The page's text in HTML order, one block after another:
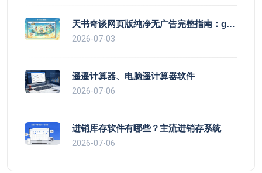
天书奇谈网页版纯净无广告完整指南：guanfang正版回合网游遥客户端网页
2026-07-03
遥遥计算器、电脑遥计算器软件
2026-07-06
进销库存软件有哪些？主流进销存系统
2026-07-06